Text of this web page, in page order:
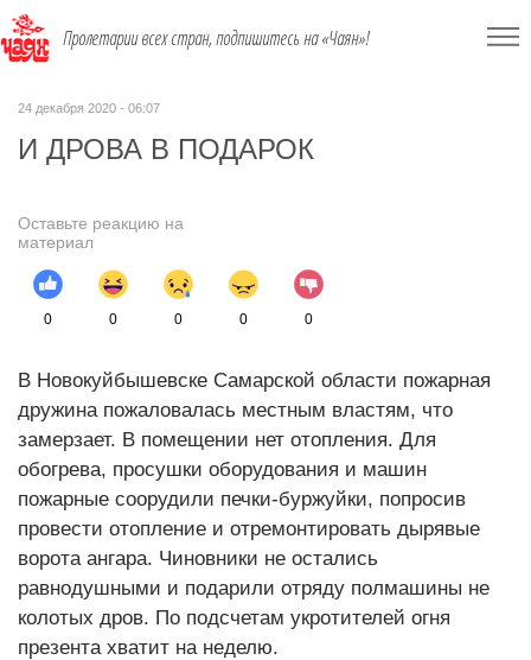
Пролетарии всех стран, подпишитесь на «Чаян»!
24 декабря 2020 - 06:07
И ДРОВА В ПОДАРОК
Оставьте реакцию на
материал
0 0 0 0 0
В Новокуйбышевске Самарской области пожарная
дружина пожаловалась местным властям, что
замерзает. В помещении нет отопления. Для
обогрева, просушки оборудования и машин
пожарные соорудили печки-буржуйки, попросив
провести отопление и отремонтировать дырявые
ворота ангара. Чиновники не остались
равнодушными и подарили отряду полмашины не
колотых дров. По подсчетам укротителей огня
презента хватит на неделю.